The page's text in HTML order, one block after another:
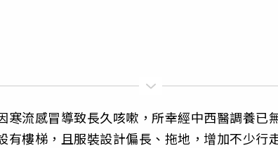
寒流感冒導致長久咳嗽，所幸經中西醫調養已
有樓梯，且服裝設計偏長、拖地，增加不少行